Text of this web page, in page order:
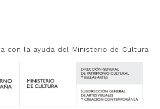
con la ayuda del Ministerio de Cultura